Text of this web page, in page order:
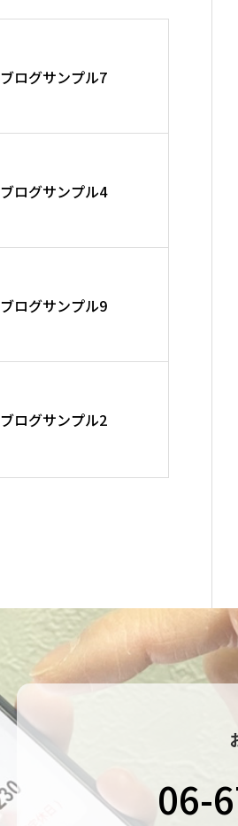
ブログサンプル7
ブログサンプル4
ブログサンプル9
ブログサンプル2
06-